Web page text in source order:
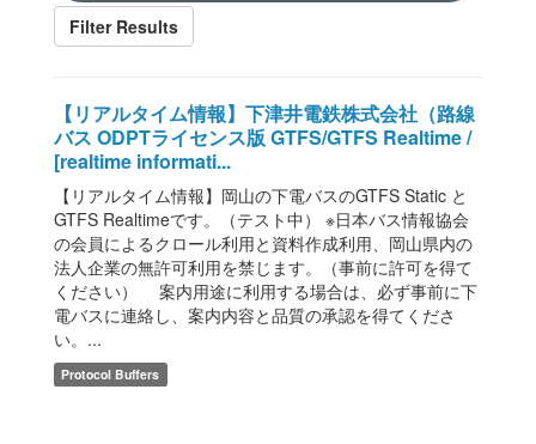
Filter Results
【リアルタイム情報】下津井電鉄株式会社（路線
バス ODPTライセンス版 GTFS/GTFS Realtime /
[realtime informati...
【リアルタイム情報】岡山の下電バスのGTFS Static と
GTFS Realtimeです。（テスト中） ※日本バス情報協会
の会員によるクロール利用と資料作成利用、岡山県内の
法人企業の無許可利用を禁じます。（事前に許可を得て
ください） 案内用途に利用する場合は、必ず事前に下
電バスに連絡し、案内内容と品質の承認を得てくださ
い。...
Protocol Buffers